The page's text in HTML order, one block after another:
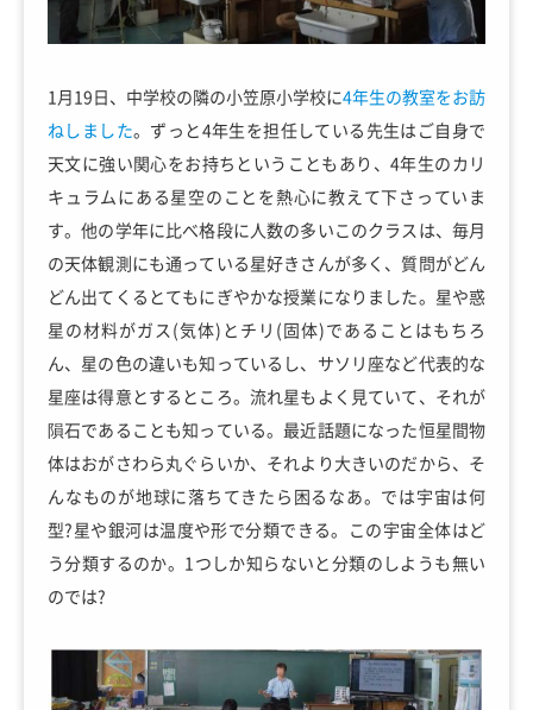
1月19日、中学校の隣の小笠原小学校に4年生の教室をお訪
ねしました。ずっと4年生を担任している先生はご自身で
天文に強い関心をお持ちということもあり、4年生のカリ
キュラムにある星空のことを熱心に教えて下さっていま
す。他の学年に比べ格段に人数の多いこのクラスは、毎月
の天体観測にも通っている星好きさんが多く、質問がどん
どん出てくるとてもにぎやかな授業になりました。星や惑
星の材料がガス(気体)とチリ(固体)であることはもちろ
ん、星の色の違いも知っているし、サソリ座など代表的な
星座は得意とするところ。流れ星もよく見ていて、それが
隕石であることも知っている。最近話題になった恒星間物
体はおがさわら丸ぐらいか、それより大きいのだから、そ
んなものが地球に落ちてきたら困るなあ。では宇宙は何
型?星や銀河は温度や形で分類できる。この宇宙全体はど
う分類するのか。1つしか知らないと分類のしようも無い
のでは?